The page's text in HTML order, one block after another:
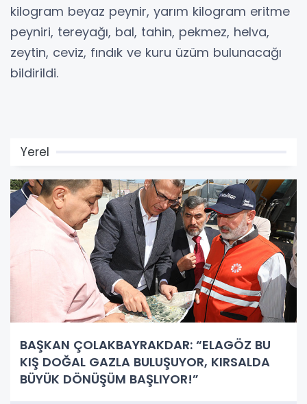
kilogram beyaz peynir, yarım kilogram eritme
peyniri, tereyağı, bal, tahin, pekmez, helva,
zeytin, ceviz, fındık ve kuru üzüm bulunacağı
bildirildi.
Yerel
BAŞKAN ÇOLAKBAYRAKDAR: “ELAGÖZ BU
KIŞ DOĞAL GAZLA BULUŞUYOR, KIRSALDA
BÜYÜK DÖNÜŞÜM BAŞLIYOR!”